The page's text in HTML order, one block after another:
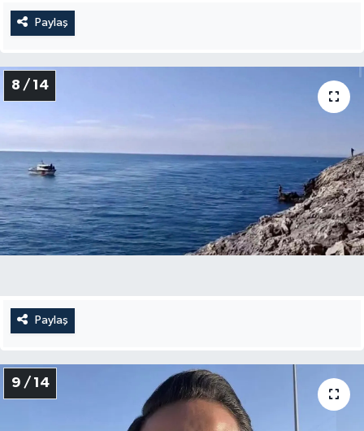
Paylaş
8 / 14
Paylaş
9 / 14